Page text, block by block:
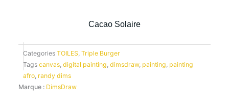
Cacao Solaire
Categories TOILES Triple Burger
Tags canvas digital painting dimsdraw, painting painting
afro randy dims
Marque : DimsDraw